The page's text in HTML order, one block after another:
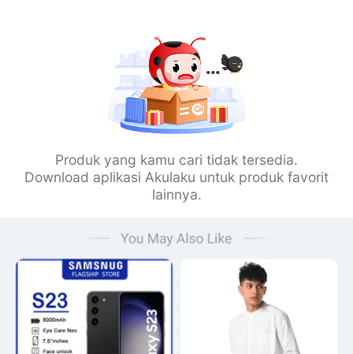
Produk yang kamu cari tidak tersedia.
Download aplikasi Akulaku untuk produk favorit
lainnya.